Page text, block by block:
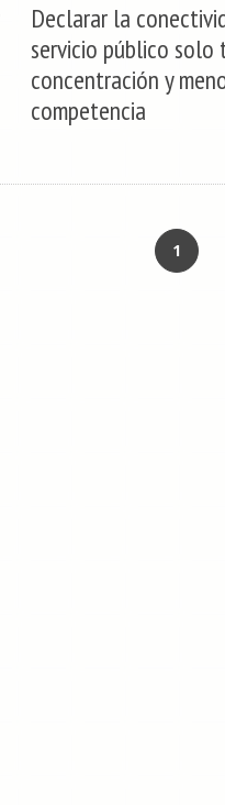
Declarar la
servicio público solo
concentración y
competencia
1